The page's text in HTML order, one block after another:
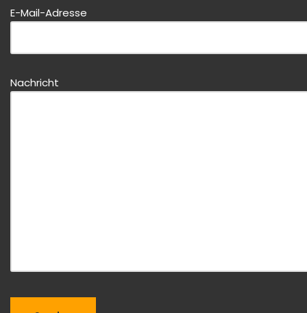
Bitte dieses Feld leer lassen!
E-Mail-Adresse
Nachricht